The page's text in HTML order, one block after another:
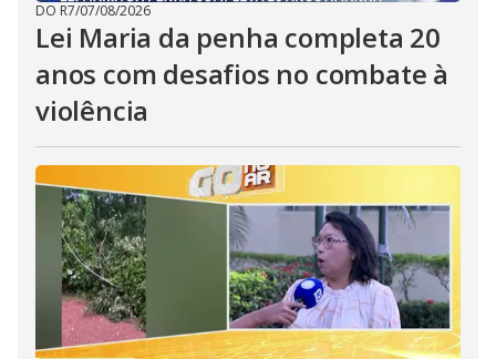
DO R7/07/08/2026
Lei Maria da penha completa 20
anos com desafios no combate à
violência